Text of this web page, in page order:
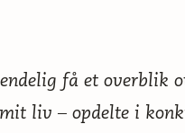
få et overblik
liv – opdelte i